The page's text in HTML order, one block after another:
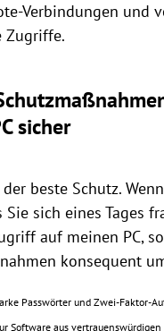
Verbindungen und
Zugriffe.
sicher
beste Schutz.
Sie sich eines Tages
auf meinen PC,
konsequent
Passwörter und Zwei-Faktor-
Software aus